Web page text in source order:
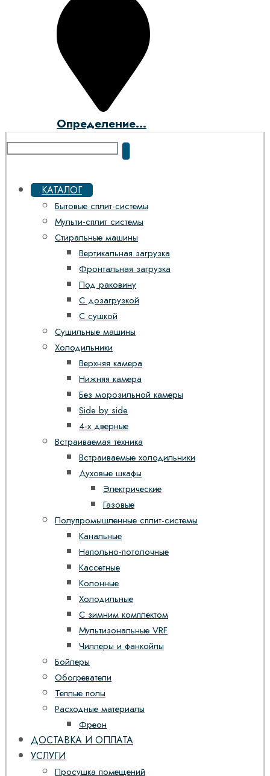
Определение...
КАТАЛОГ
Бытовые сплит-системы
Мульти-сплит системы
Стиральные машины
Вертикальная загрузка
Фронтальная загрузка
Под раковину
С дозагрузкой
С сушкой
Сушильные машины
Холодильники
Верхняя камера
Нижняя камера
Без морозильной камеры
Side by side
4-х дверные
Встраиваемая техника
Встраиваемые холодильники
Духовые шкафы
Электрические
Газовые
Полупромышленные сплит-системы
Канальные
Напольно-потолочные
Кассетные
Колонные
Холодильные
С зимним комплектом
Мультизональные VRF
Чиллеры и фанкойлы
Бойлеры
Обогреватели
Теплые полы
Расходные материалы
Фреон
ДОСТАВКА И ОПЛАТА
УСЛУГИ
Просушка помещений